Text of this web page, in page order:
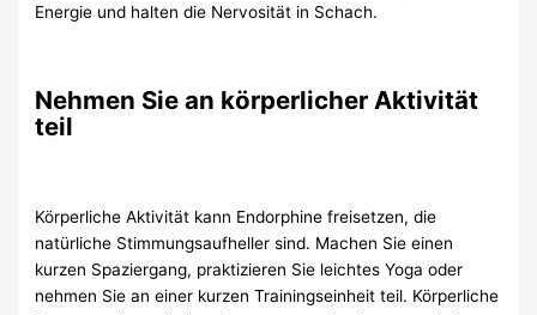
Energie und halten die Nervosität in Schach.
Nehmen Sie an körperlicher Aktivität
teil
Körperliche Aktivität kann Endorphine freisetzen, die
natürliche Stimmungsaufheller sind. Machen Sie einen
kurzen Spaziergang, praktizieren Sie leichtes Yoga oder
nehmen Sie an einer kurzen Trainingseinheit teil. Körperliche